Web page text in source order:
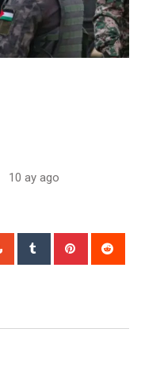
10 ay ago
StumbleUpon
Tumblr Pinterest